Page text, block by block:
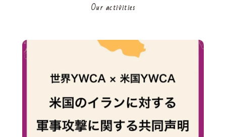
Our activities